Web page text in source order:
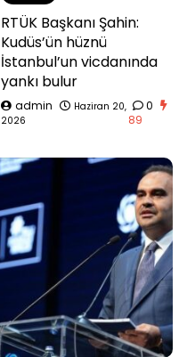
RTÜK Başkanı Şahin:
Kudüs’ün hüznü
İstanbul’un vicdanında
yankı bulur
admin
Haziran 20,
2026
0
89